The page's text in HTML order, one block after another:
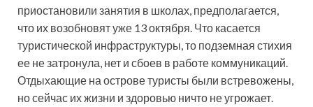
приостановили занятия в школах, предполагается,
что их возобновят уже 13 октября. Что касается
туристической инфраструктуры, то подземная стихия
ее не затронула, нет и сбоев в работе коммуникаций.
Отдыхающие на острове туристы были встревожены,
но сейчас их жизни и здоровью ничто не угрожает.